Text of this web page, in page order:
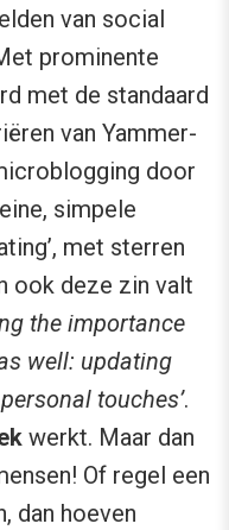
van social
prominente
met de standaard
van Yammer-
door
simpele
met sterren
ook deze zin valt
the importance
well: updating
touches’.
werkt. Maar dan
Of regel een
dan hoeven